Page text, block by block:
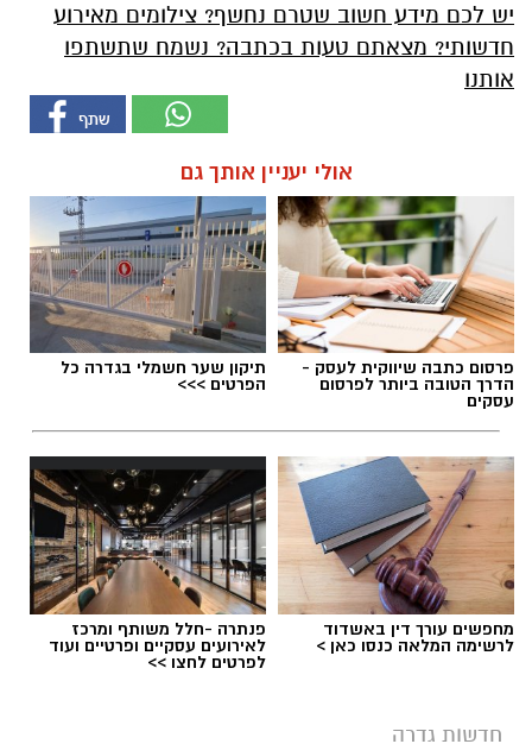
יש לכם מידע חשוב שטרם נחשף? צילומים מאירוע
חדשותי? מצאתם טעות בכתבה? נשמח שתשתפו
אותנו
אולי יעניין אותך גם
פרסום כתבה שיווקית לעסק -
הדרך הטובה ביותר לפרסום
עסקים
תיקון שער חשמלי בגדרה כל
הפרטים >>>
מחפשים עורך דין באשדוד
לרשימה המלאה כנסו כאן >
פנתרה -חלל משותף ומרכז
לאירועים עסקיים ופרטיים ועוד
לפרטים לחצו >>
חדשות גדרה